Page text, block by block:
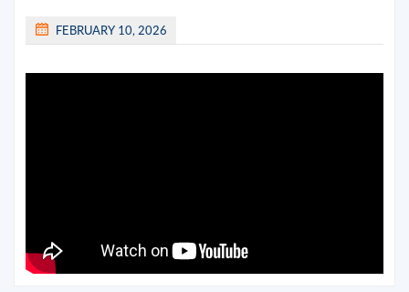
FEBRUARY 10, 2026